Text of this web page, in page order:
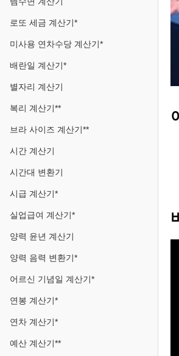
로또 세금 계산기*
미사용 연차수당 계산기*
배란일 계산기*
별자리 계산기
복리 계산기**
브라 사이즈 계산기**
시간 계산기
시간대 변환기
시급 계산기*
실업급여 계산기*
양력 윤년 계산기
양력 음력 변환기*
어르신 기념일 계산기*
연봉 계산기*
연차 계산기*
예산 계산기**